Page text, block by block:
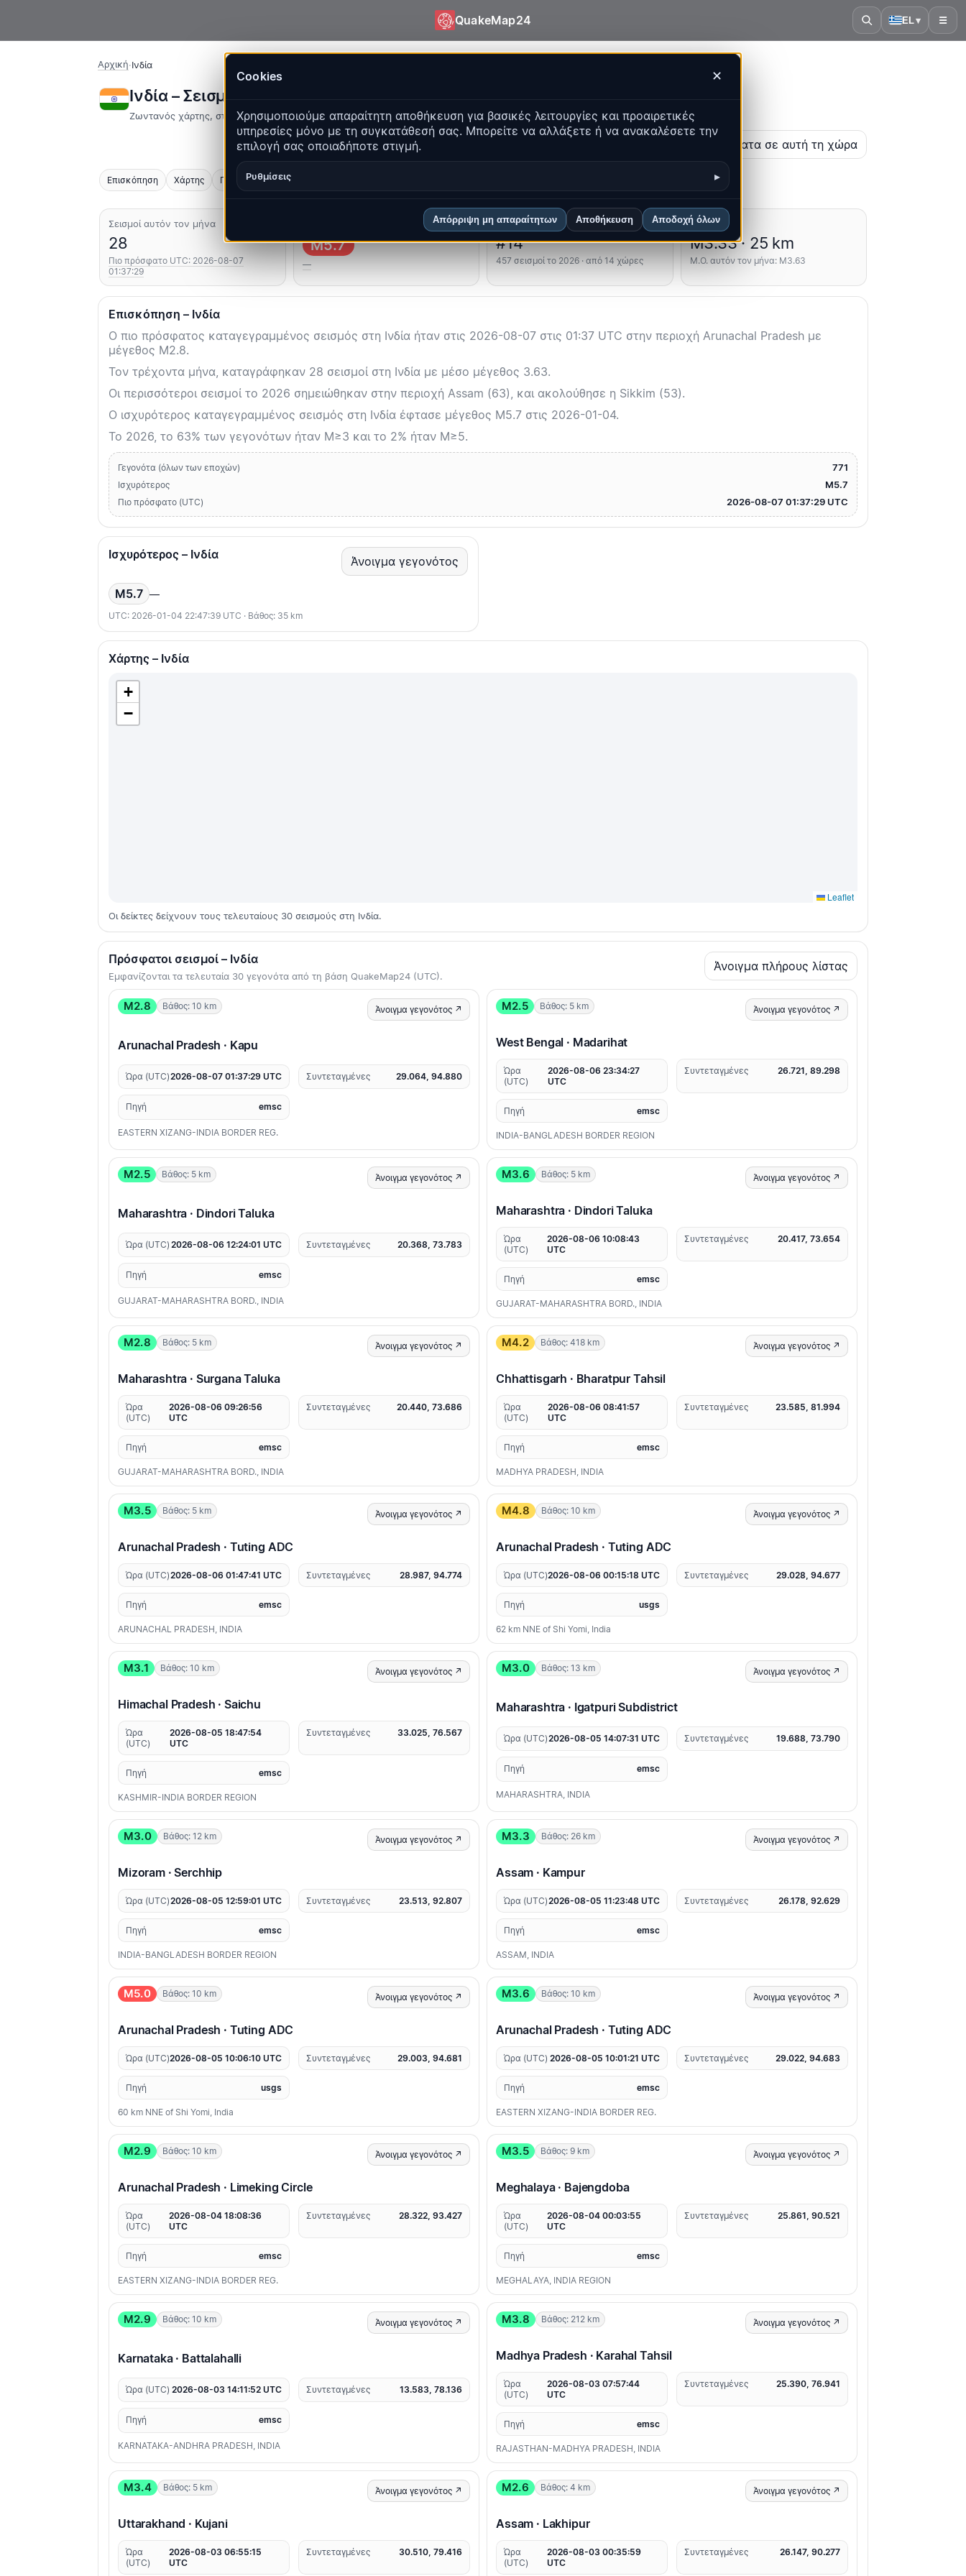
QuakeMap24 EL▾ ☰
Cookies ✕
Χρησιμοποιούμε απαραίτητη αποθήκευση για βασικές λειτουργίες και προαιρετικές
υπηρεσίες μόνο με τη συγκατάθεσή σας. Μπορείτε να αλλάξετε ή να ανακαλέσετε την
επιλογή σας οποιαδήποτε στιγμή.
Ρυθμίσεις ▸
Απόρριψη μη απαραίτητων Αποθήκευση Αποδοχή όλων
Αρχική·Ινδία
Ινδία – Σεισμοί | QuakeMap24
Ζωντανός χάρτης, στατιστικά και πρόσφατα γεγονότα
Τα πιο πρόσφατα σε αυτή τη χώρα
Επισκόπηση Χάρτης Πρόσφατα Γραφήματα
Σεισμοί αυτόν τον μήνα
28
Πιο πρόσφατο UTC: 2026-08-07
01:37:29
M5.7
—
Κατάταξη χώρας
#14
457 σεισμοί το 2026 · από 14 χώρες
Μέσοι όροι
M3.33 · 25 km
Μ.Ο. αυτόν τον μήνα: M3.63
Επισκόπηση – Ινδία
Ο πιο πρόσφατος καταγεγραμμένος σεισμός στη Ινδία ήταν στις 2026-08-07 στις 01:37 UTC στην περιοχή Arunachal Pradesh με
μέγεθος M2.8.
Τον τρέχοντα μήνα, καταγράφηκαν 28 σεισμοί στη Ινδία με μέσο μέγεθος 3.63.
Οι περισσότεροι σεισμοί το 2026 σημειώθηκαν στην περιοχή Assam (63), και ακολούθησε η Sikkim (53).
Ο ισχυρότερος καταγεγραμμένος σεισμός στη Ινδία έφτασε μέγεθος M5.7 στις 2026-01-04.
Το 2026, το 63% των γεγονότων ήταν M≥3 και το 2% ήταν M≥5.
Γεγονότα (όλων των εποχών) 771
Ισχυρότερος M5.7
Πιο πρόσφατο (UTC) 2026-08-07 01:37:29 UTC
Ισχυρότερος – Ινδία Άνοιγμα γεγονότος
M5.7 —
UTC: 2026-01-04 22:47:39 UTC · Βάθος: 35 km
Χάρτης – Ινδία
+
−
Leaflet
Οι δείκτες δείχνουν τους τελευταίους 30 σεισμούς στη Ινδία.
Πρόσφατοι σεισμοί – Ινδία
Εμφανίζονται τα τελευταία 30 γεγονότα από τη βάση QuakeMap24 (UTC).
Άνοιγμα πλήρους λίστας
M2.8 Βάθος: 10 km Άνοιγμα γεγονότος ↗
Arunachal Pradesh · Kapu
Ώρα (UTC)2026-08-07 01:37:29 UTC Συντεταγμένες 29.064, 94.880
Πηγή emsc
EASTERN XIZANG-INDIA BORDER REG.
M2.5 Βάθος: 5 km Άνοιγμα γεγονότος ↗
West Bengal · Madarihat
Ώρα
(UTC)
2026-08-06 23:34:27
UTC
Συντεταγμένες 26.721, 89.298
Πηγή emsc
INDIA-BANGLADESH BORDER REGION
M2.5 Βάθος: 5 km Άνοιγμα γεγονότος ↗
Maharashtra · Dindori Taluka
Ώρα (UTC) 2026-08-06 12:24:01 UTC Συντεταγμένες 20.368, 73.783
Πηγή emsc
GUJARAT-MAHARASHTRA BORD., INDIA
M3.6 Βάθος: 5 km Άνοιγμα γεγονότος ↗
Maharashtra · Dindori Taluka
Ώρα
(UTC)
2026-08-06 10:08:43
UTC
Συντεταγμένες 20.417, 73.654
Πηγή emsc
GUJARAT-MAHARASHTRA BORD., INDIA
M2.8 Βάθος: 5 km Άνοιγμα γεγονότος ↗
Maharashtra · Surgana Taluka
Ώρα
(UTC)
2026-08-06 09:26:56
UTC
Συντεταγμένες 20.440, 73.686
Πηγή emsc
GUJARAT-MAHARASHTRA BORD., INDIA
M4.2 Βάθος: 418 km Άνοιγμα γεγονότος ↗
Chhattisgarh · Bharatpur Tahsil
Ώρα
(UTC)
2026-08-06 08:41:57
UTC
Συντεταγμένες 23.585, 81.994
Πηγή emsc
MADHYA PRADESH, INDIA
M3.5 Βάθος: 5 km Άνοιγμα γεγονότος ↗
Arunachal Pradesh · Tuting ADC
Ώρα (UTC)2026-08-06 01:47:41 UTC Συντεταγμένες 28.987, 94.774
Πηγή emsc
ARUNACHAL PRADESH, INDIA
M4.8 Βάθος: 10 km Άνοιγμα γεγονότος ↗
Arunachal Pradesh · Tuting ADC
Ώρα (UTC)2026-08-06 00:15:18 UTC Συντεταγμένες 29.028, 94.677
Πηγή usgs
62 km NNE of Shi Yomi, India
M3.1 Βάθος: 10 km Άνοιγμα γεγονότος ↗
Himachal Pradesh · Saichu
Ώρα
(UTC)
2026-08-05 18:47:54
UTC
Συντεταγμένες 33.025, 76.567
Πηγή emsc
KASHMIR-INDIA BORDER REGION
M3.0 Βάθος: 13 km Άνοιγμα γεγονότος ↗
Maharashtra · Igatpuri Subdistrict
Ώρα (UTC)2026-08-05 14:07:31 UTC Συντεταγμένες 19.688, 73.790
Πηγή emsc
MAHARASHTRA, INDIA
M3.0 Βάθος: 12 km Άνοιγμα γεγονότος ↗
Mizoram · Serchhip
Ώρα (UTC)2026-08-05 12:59:01 UTC Συντεταγμένες 23.513, 92.807
Πηγή emsc
INDIA-BANGLADESH BORDER REGION
M3.3 Βάθος: 26 km Άνοιγμα γεγονότος ↗
Assam · Kampur
Ώρα (UTC)2026-08-05 11:23:48 UTC Συντεταγμένες 26.178, 92.629
Πηγή emsc
ASSAM, INDIA
M5.0 Βάθος: 10 km Άνοιγμα γεγονότος ↗
Arunachal Pradesh · Tuting ADC
Ώρα (UTC)2026-08-05 10:06:10 UTC Συντεταγμένες 29.003, 94.681
Πηγή usgs
60 km NNE of Shi Yomi, India
M3.6 Βάθος: 10 km Άνοιγμα γεγονότος ↗
Arunachal Pradesh · Tuting ADC
Ώρα (UTC) 2026-08-05 10:01:21 UTC Συντεταγμένες 29.022, 94.683
Πηγή emsc
EASTERN XIZANG-INDIA BORDER REG.
M2.9 Βάθος: 10 km Άνοιγμα γεγονότος ↗
Arunachal Pradesh · Limeking Circle
Ώρα
(UTC)
2026-08-04 18:08:36
UTC
Συντεταγμένες 28.322, 93.427
Πηγή emsc
EASTERN XIZANG-INDIA BORDER REG.
M3.5 Βάθος: 9 km Άνοιγμα γεγονότος ↗
Meghalaya · Bajengdoba
Ώρα
(UTC)
2026-08-04 00:03:55
UTC
Συντεταγμένες 25.861, 90.521
Πηγή emsc
MEGHALAYA, INDIA REGION
M2.9 Βάθος: 10 km Άνοιγμα γεγονότος ↗
Karnataka · Battalahalli
Ώρα (UTC) 2026-08-03 14:11:52 UTC Συντεταγμένες 13.583, 78.136
Πηγή emsc
KARNATAKA-ANDHRA PRADESH, INDIA
M3.8 Βάθος: 212 km Άνοιγμα γεγονότος ↗
Madhya Pradesh · Karahal Tahsil
Ώρα
(UTC)
2026-08-03 07:57:44
UTC
Συντεταγμένες 25.390, 76.941
Πηγή emsc
RAJASTHAN-MADHYA PRADESH, INDIA
M3.4 Βάθος: 5 km Άνοιγμα γεγονότος ↗
Uttarakhand · Kujani
Ώρα
(UTC)
2026-08-03 06:55:15
UTC
Συντεταγμένες 30.510, 79.416
M2.6 Βάθος: 4 km Άνοιγμα γεγονότος ↗
Assam · Lakhipur
Ώρα
(UTC)
2026-08-03 00:35:59
UTC
Συντεταγμένες 26.147, 90.277